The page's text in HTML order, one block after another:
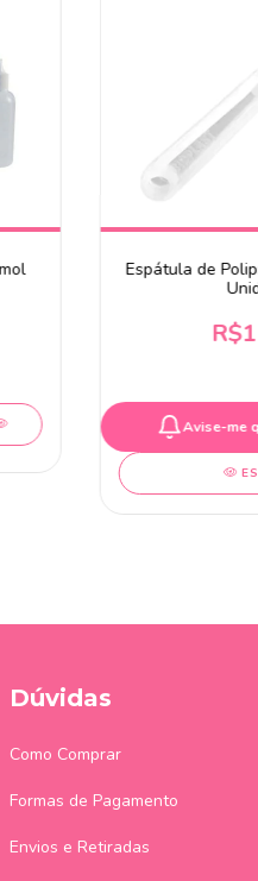
Espátula de
Avise-me
Dúvidas
Como Comprar
Formas de Pagamento
Envios e Retiradas